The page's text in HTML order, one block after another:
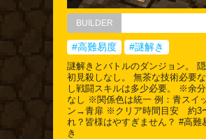
BUILDER
#高難易度 #謎解き
謎解きとバトルのダンジョン。 隠
初見殺しなし。 無茶な技術必要
し戦闘スキルは多少必要。 ※余
なし ※関係色は統一 例：青スイ
ン→青扉 ※クリア時間目安 約
れ？皆様はやすぎません？ #高難
き